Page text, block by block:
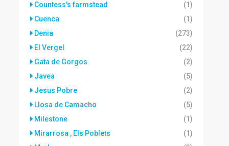
Countess's farmstead
(1)
Cuenca
(1)
Denia
(273)
El Vergel
(22)
Gata de Gorgos
(2)
Javea
(5)
Jesus Pobre
(2)
Llosa de Camacho
(5)
Milestone
(1)
Mirarrosa , Els Poblets
(1)